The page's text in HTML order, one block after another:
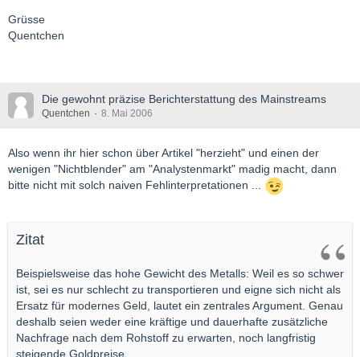
Grüsse
Quentchen
Die gewohnt präzise Berichterstattung des Mainstreams
Quentchen 8. Mai 2006
Also wenn ihr hier schon über Artikel "herzieht" und einen der
wenigen "Nichtblender" am "Analystenmarkt" madig macht, dann
bitte nicht mit solch naiven Fehlinterpretationen ...
Zitat
Beispielsweise das hohe Gewicht des Metalls: Weil es so schwer
ist, sei es nur schlecht zu transportieren und eigne sich nicht als
Ersatz für modernes Geld, lautet ein zentrales Argument. Genau
deshalb seien weder eine kräftige und dauerhafte zusätzliche
Nachfrage nach dem Rohstoff zu erwarten, noch langfristig
steigende Goldpreise.